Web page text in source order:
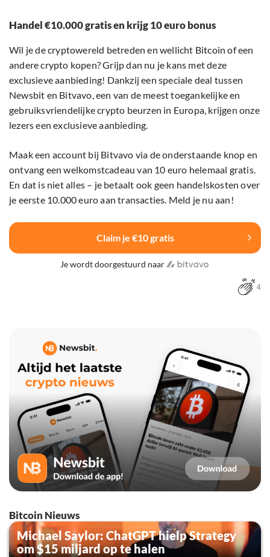
Handel €10.000 gratis en krijg 10 euro bonus
Wil je de cryptowereld betreden en wellicht Bitcoin of een
andere crypto kopen? Grijp dan nu je kans met deze
exclusieve aanbieding! Dankzij een speciale deal tussen
Newsbit en Bitvavo, een van de meest toegankelijke en
gebruiksvriendelijke crypto beurzen in Europa, krijgen onze
lezers een exclusieve aanbieding.
Maak een account bij Bitvavo via de onderstaande knop en
ontvang een welkomstcadeau van 10 euro helemaal gratis.
En dat is niet alles – je betaalt ook geen handelskosten over
je eerste 10.000 euro aan transacties. Meld je nu aan!
Claim je €10 gratis
Je wordt doorgestuurd naar
4
Bitcoin Nieuws
Michael Saylor: ChatGPT hielp Strategy
om $15 miljard op te halen